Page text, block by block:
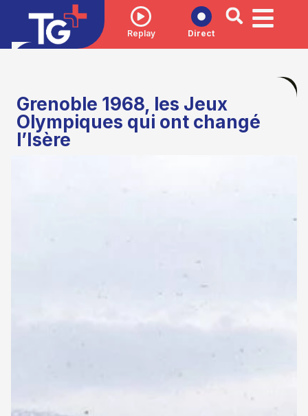
Replay Direct
Grenoble 1968, les Jeux
Olympiques qui ont changé
l’Isère